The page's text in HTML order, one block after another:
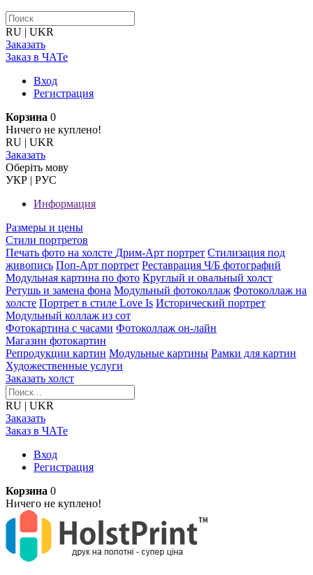
RU | UKR
Заказать
Заказ в ЧАТе
Вход
Регистрация
Корзина 0
Ничего не куплено!
RU | UKR
Заказать
Оберiть мову
УКР | РУС
Информация
Размеры и цены
Стили портретов
Печать фото на холсте Дрим-Арт портрет Стилизация под
живопись Поп-Арт портрет Реставрация Ч/Б фотографий
Модульная картина по фото Круглый и овальный холст
Ретушь и замена фона Модульный фотоколлаж Фотоколлаж на
холсте Портрет в стиле Love Is Исторический портрет
Модульный коллаж из сот
Фотокартина с часами Фотоколлаж он-лайн
Магазин фотокартин
Репродукции картин Модульные картины Рамки для картин
Художественные услуги
Заказать холст
RU | UKR
Заказать
Заказ в ЧАТе
Вход
Регистрация
Корзина 0
Ничего не куплено!